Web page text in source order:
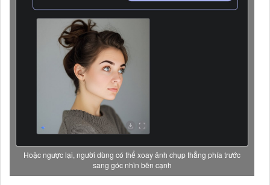
Hoặc ngược lại, người dùng có thể xoay ảnh chụp thẳng phía trước
sang góc nhìn bên cạnh